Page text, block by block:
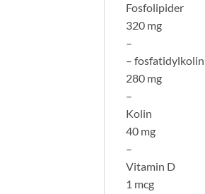
Fosfolipider
320 mg
–
– fosfatidylkolin
280 mg
–
Kolin
40 mg
–
Vitamin D
1 mcg